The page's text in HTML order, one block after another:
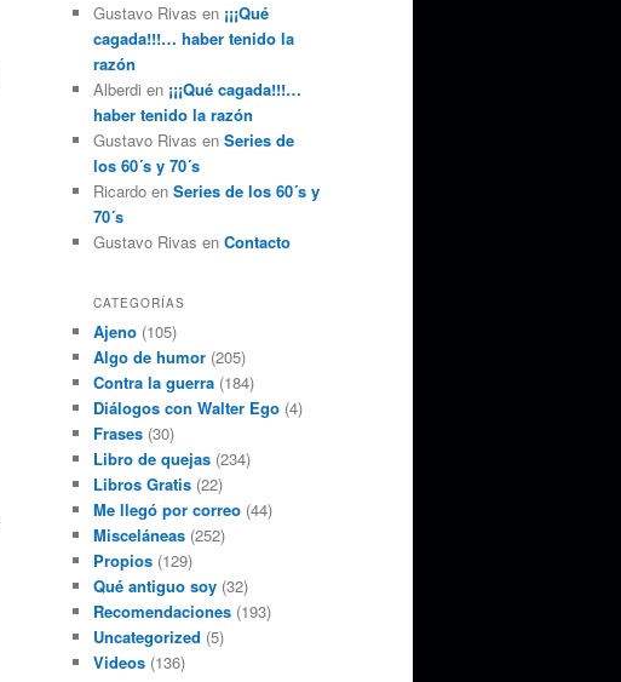
Gustavo Rivas en ¡¡¡Qué
cagada!!!… haber tenido la
razón
Alberdi en ¡¡¡Qué cagada!!!…
haber tenido la razón
Gustavo Rivas en Series de
los 60´s y 70´s
Ricardo en Series de los 60´s y
70´s
Gustavo Rivas en Contacto
CATEGORÍAS
Ajeno (105)
Algo de humor (205)
Contra la guerra (184)
Diálogos con Walter Ego (4)
Frases (30)
Libro de quejas (234)
Libros Gratis (22)
Me llegó por correo (44)
Misceláneas (252)
Propios (129)
Qué antiguo soy (32)
Recomendaciones (193)
Uncategorized (5)
Videos (136)